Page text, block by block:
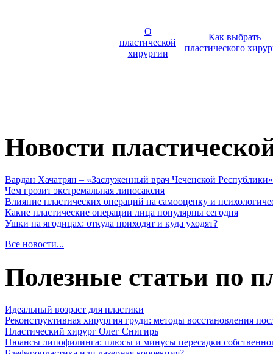
О
пластической
хирургии
Как выбрать
пластического
Новости
Вардан Хачатрян – «Заслуженный врач Чеченской Республики»
Чем грозит экстремальная липосаксия
Влияние пластических операций на самооценку и
Какие пластические операции лица популярны сегодня
Ушки на ягодицах: откуда приходят и куда уходят?
Все новости...
Полезные статьи по
Идеальный возраст для пластики
Реконструктивная хирургия груди: методы восстановления
Пластический хирург Олег Снигирь
Нюансы липофилинга: плюсы и минусы пересадки